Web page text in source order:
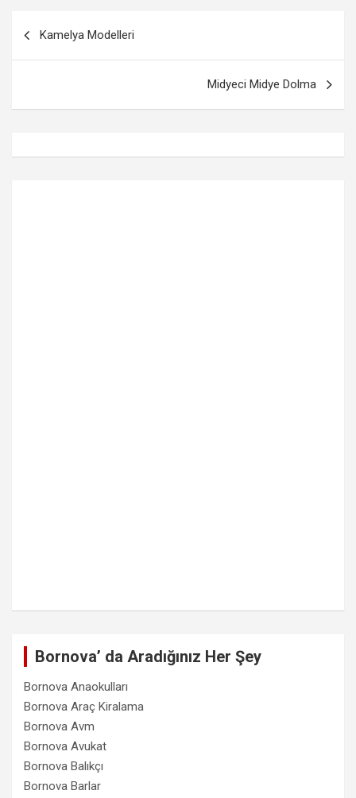
gezinmesi
Kamelya Modelleri
Midyeci Midye Dolma
Bornova’ da Aradığınız Her Şey
Bornova Anaokulları
Bornova Araç Kiralama
Bornova Avm
Bornova Avukat
Bornova Balıkçı
Bornova Barlar